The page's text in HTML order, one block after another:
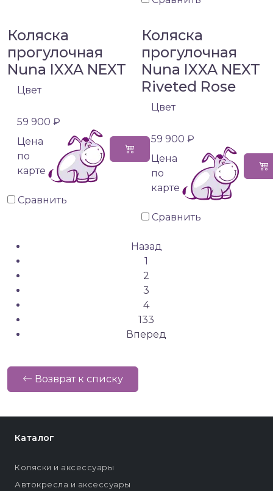
Коляска
прогулочная
Nuna IXXA NEXT
Цвет
59 900 ₽
Цена
по
карте
Сравнить
Коляска
прогулочная
Nuna IXXA NEXT
Riveted Rose
Цвет
59 900 ₽
Цена
по
карте
Сравнить
Назад
1
2
3
4
133
Вперед
Возврат к списку
Каталог
Коляски и аксессуары
Автокресла и аксессуары